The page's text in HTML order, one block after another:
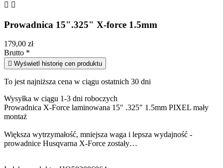
 
Prowadnica 15".325" X-force 1.5mm
179,00 zł
Brutto *
 Wyświetl historię cen produktu
To jest najniższa cena w ciągu ostatnich 30 dni
Wysyłka w ciągu 1-3 dni roboczych
Prowadnica X-Force laminowana 15" .325" 1.5mm PIXEL mały
montaż
Większa wytrzymałość, mniejsza waga i lepsza wydajność -
prowadnice Husqvarna X-Force zostały…